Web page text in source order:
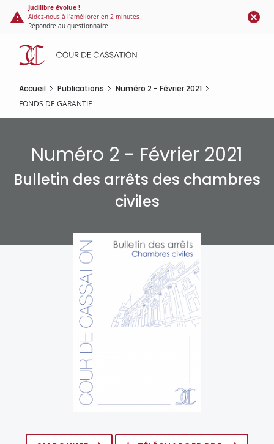
Panneau de gestion des cookies
contenu
principal
Judilibre évolue !
Aidez-nous à l'améliorer en 2 minutes
Répondre au questionnaire
Accueil Publications Numéro 2 - Février 2021
FONDS DE GARANTIE
Numéro 2 - Février 2021
Bulletin des arrêts des chambres
civiles